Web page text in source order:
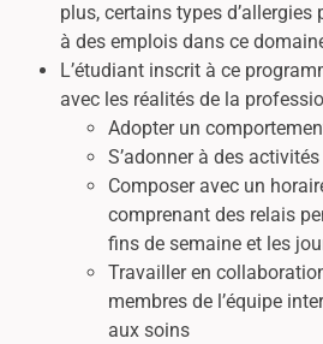
plus, certains types d’allergies
à des emplois dans ce
L’étudiant inscrit à ce
avec les réalités de la
Adopter un
S’adonner à des
Composer avec un
comprenant des relais
fins de semaine et les
Travailler en
membres de l’équipe
aux soins